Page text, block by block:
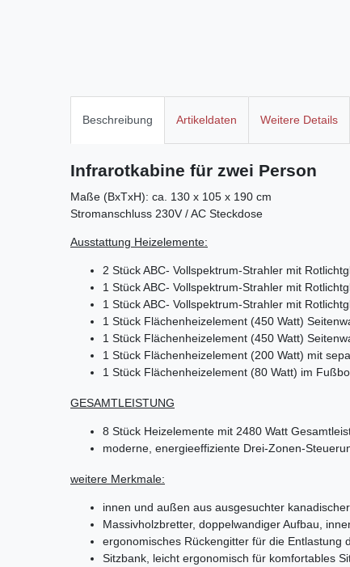
Beschreibung Artikeldaten Weitere Details
Infrarotkabine für zwei Person
Maße (BxTxH): ca. 130 x 105 x 190 cm
Stromanschluss 230V / AC Steckdose
Ausstattung Heizelemente:
2 Stück ABC- Vollspektrum-Strahler mit
1 Stück ABC- Vollspektrum-Strahler mit
1 Stück ABC- Vollspektrum-Strahler mit
1 Stück Flächenheizelement (450 Watt)
1 Stück Flächenheizelement (450 Watt)
1 Stück Flächenheizelement (200 Watt) mit
1 Stück Flächenheizelement (80 Watt) im
GESAMTLEISTUNG
8 Stück Heizelemente mit 2480 Watt
moderne, energieeffiziente Drei-Zonen-
weitere Merkmale:
innen und außen aus ausgesuchter
Massivholzbretter, doppelwandiger Aufbau,
ergonomisches Rückengitter für die Entlastung
Sitzbank, leicht ergonomisch für komfortables